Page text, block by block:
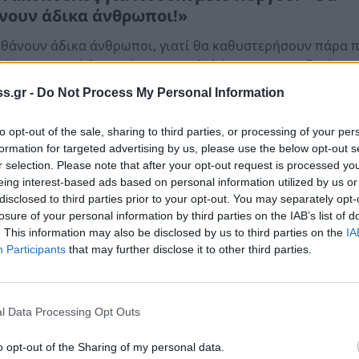
- Do Not Process My Personal Information
opt-out of the sale, sharing to third parties, or processing of your
for targeted advertising by us, please use the below opt-out
selection. Please note that after your opt-out request is processed
interest-based ads based on personal information utilized by us
to third parties prior to your opt-out. You may separately
of your personal information by third parties on the IAB’s list of
This information may also be disclosed by us to third parties on the
Participants that may further disclose it to other third parties.
Data Processing Opt Outs
opt-out of the Sharing of my personal data.
άδικα άνθρωποι!»
άδικα άνθρωποι, γιατί θα καθυστερήσουν πάρα
γιατί δεν υπάρχουν Παθολόγοι να τους
2021 17:17
στην Ηλεία: 25χρονος νεκρός σε
(photos)
άτομα νοσηλεύονται στο νοσοκομείο του Πύργου
2021 21:12
19: Νεκρός 40χρονος στο νοσοκομείο του